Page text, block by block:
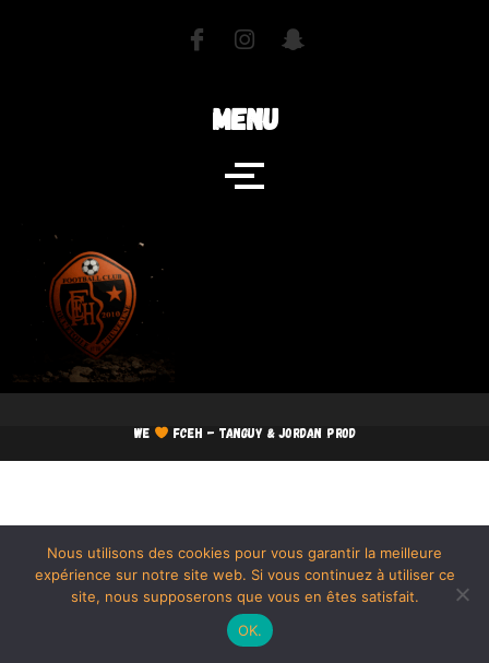
MENU
We FCEH - TANGUY & JORDAN PROD
Nous utilisons des cookies pour vous garantir la meilleure
expérience sur notre site web. Si vous continuez à utiliser ce
site, nous supposerons que vous en êtes satisfait.
OK.